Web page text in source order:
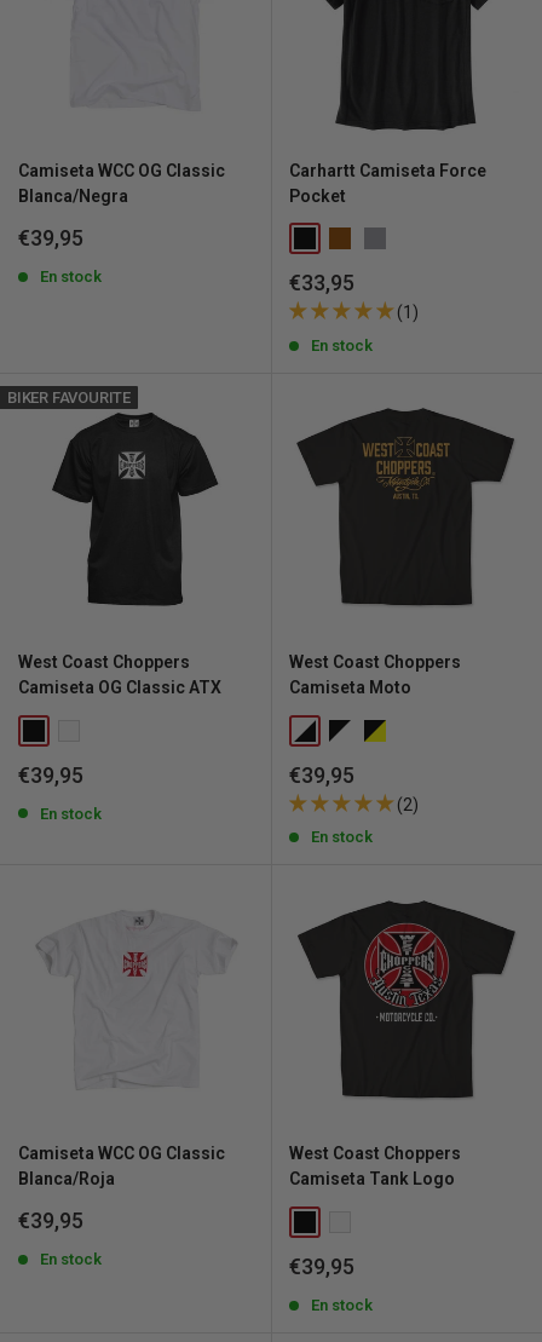
Camiseta WCC OG Classic
Blanca/Negra
Precio
venta
€39,95
En stock
Carhartt Camiseta Force
Pocket
Precio
de
venta
€33,95
(1)
En stock
BIKER FAVOURITE
West Coast Choppers
Camiseta OG Classic ATX
Precio
venta
€39,95
En stock
West Coast Choppers
Camiseta Moto
Precio
de
venta
€39,95
(2)
En stock
Camiseta WCC OG Classic
Blanca/Roja
Precio
venta
€39,95
En stock
West Coast Choppers
Camiseta Tank Logo
Precio
venta
€39,95
En stock